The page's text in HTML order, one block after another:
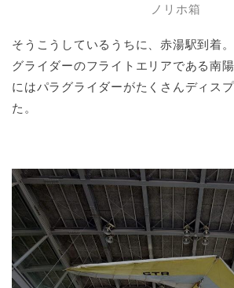
ノリホ箱
そうこうしているうちに、赤湯駅到着
グライダーのフライトエリアである南
にはパラグライダーがたくさんディス
た。